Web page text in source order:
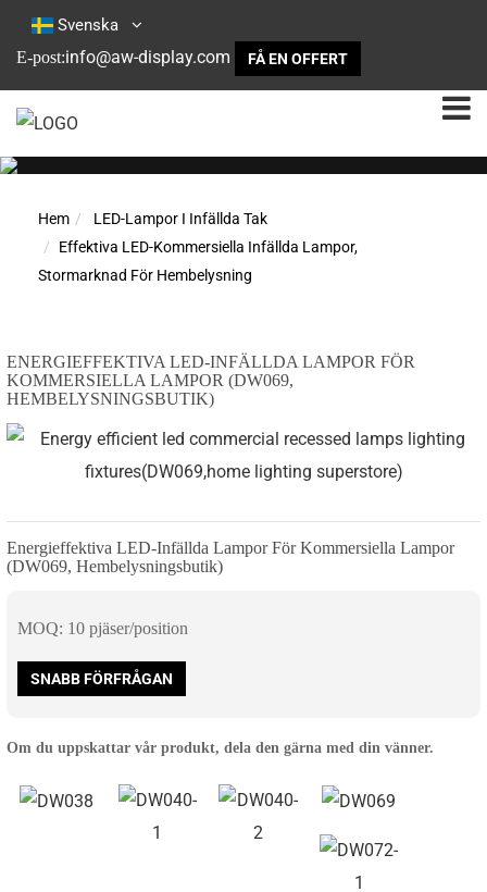
Svenska
E-post:info@aw-display.com FÅ EN OFFERT
Hem
LED-Lampor I Infällda Tak
Effektiva LED-Kommersiella Infällda Lampor,
Stormarknad För Hembelysning
ENERGIEFFEKTIVA LED-INFÄLLDA LAMPOR FÖR
KOMMERSIELLA LAMPOR (DW069,
HEMBELYSNINGSBUTIK)
Energieffektiva LED-Infällda Lampor För Kommersiella Lampor
(DW069, Hembelysningsbutik)
MOQ: 10 pjäser/position
SNABB FÖRFRÅGAN
Om du uppskattar vår produkt, dela den gärna med din vänner.